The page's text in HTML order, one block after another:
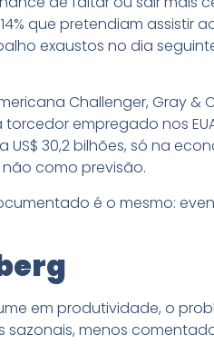
que pretendiam assistir
exaustos no dia
Challenger, Gray &
empregado nos
30,2 bilhões, só na
como previsão.
é o mesmo:
em produtividade, o
menos